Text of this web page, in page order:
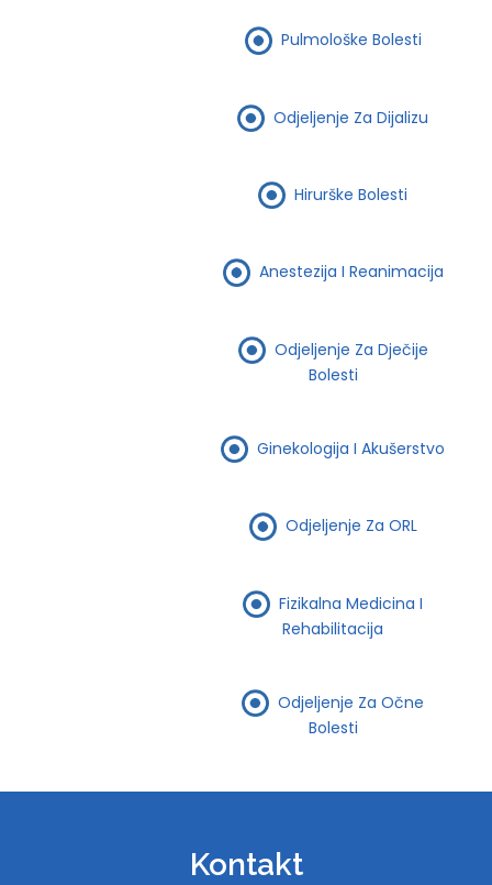
Pulmološke Bolesti
Odjeljenje Za Dijalizu
Hirurške Bolesti
Anestezija I Reanimacija
Odjeljenje Za Dječije
Bolesti
Ginekologija I Akušerstvo
Odjeljenje Za ORL
Fizikalna Medicina I
Rehabilitacija
Odjeljenje Za Očne
Bolesti
Kontakt